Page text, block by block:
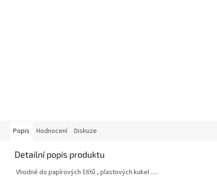
Popis Hodnocení Diskuze
Detailní popis produktu
Vhodné do papírových štítů , plastových kukel .....